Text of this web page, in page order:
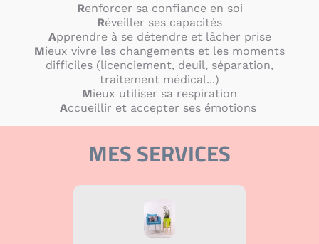
Renforcer sa confiance en soi
Réveiller ses capacités
Apprendre à se détendre et lâcher prise
Mieux vivre les changements et les moments
difficiles (licenciement, deuil, séparation,
traitement médical...)
Mieux utiliser sa respiration
Accueillir et accepter ses émotions
MES SERVICES